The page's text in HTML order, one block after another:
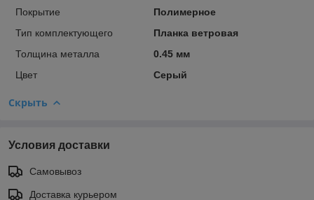
Покрытие
Полимерное
Тип комплектующего
Планка ветровая
Толщина металла
0.45 мм
Цвет
Серый
Скрыть
Условия доставки
Самовывоз
Доставка курьером